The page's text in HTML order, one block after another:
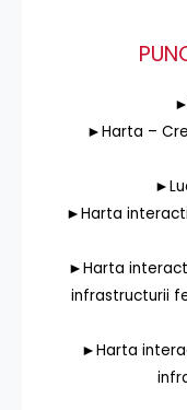
►Harta –
►Harta
►Harta
infrastructurii
►Harta